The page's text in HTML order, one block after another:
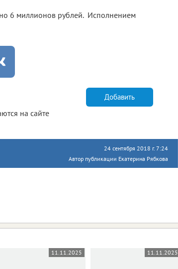
6 миллионов рублей. Исполнением
на сайте
Добавить
24 сентября 2018 г. 7:24
Автор публикации Екатерина Рябкова
11.11.2025 11.11.2025